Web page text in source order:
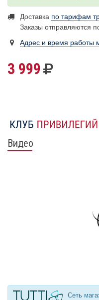
Доставка по тарифам
Заказы отправляются
Адрес и время работы
3 999
Видео
Сеть